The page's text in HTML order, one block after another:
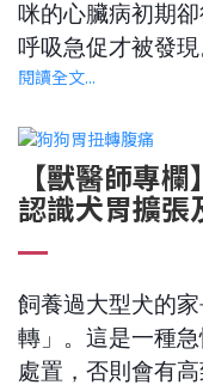
咪的心臟病初期
呼吸急促才被發現
閱讀全文...
【獸醫師專
認識犬胃擴張
飼養過大型犬的
轉」。這是一種
處置，否則會有